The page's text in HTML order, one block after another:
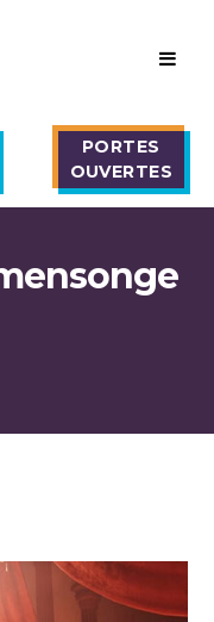
PORTES
OUVERTES